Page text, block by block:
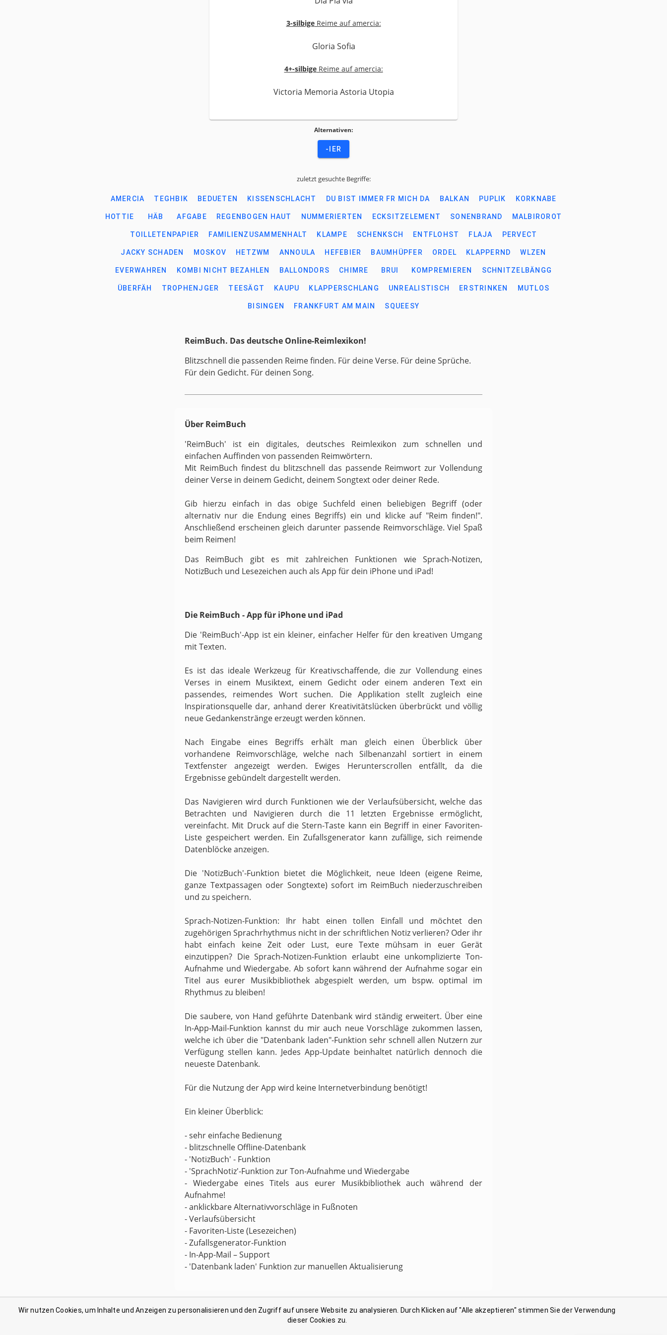
3-silbigeReime auf amercia:
Gloria Sofia
4+-silbigeReime auf amercia:
Victoria Memoria Astoria Utopia
Alternativen:
-IER
zuletzt gesuchte Begriffe:
AMERCIA TEGHBIK BEDUETEN KISSENSCHLACHT DU BIST IMMER FR MICH DA BALKAN PUPLIK KORKNABE
HOTTIE HÄB AFGABE REGENBOGEN HAUT NUMMERIERTEN ECKSITZELEMENT SONENBRAND MALBIROROT
TOILLETENPAPIER FAMILIENZUSAMMENHALT KLAMPE SCHENKSCH ENTFLOHST FLAJA PERVECT
JACKY SCHADEN MOSKOV HETZWM ANNOULA HEFEBIER BAUMHÜPFER ORDEL KLAPPERND WLZEN
EVERWAHREN KOMBI NICHT BEZAHLEN BALLONDORS CHIMRE BRUI KOMPREMIEREN SCHNITZELBÄNGG
ÜBERFÄH TROPHENJGER TEESÄGT KAUPU KLAPPERSCHLANG UNREALISTISCH ERSTRINKEN MUTLOS
BISINGEN FRANKFURT AM MAIN SQUEESY
ReimBuch. Das deutsche Online-Reimlexikon!
Blitzschnell die passenden Reime finden. Für deine Verse. Für deine Sprüche.
Für dein Gedicht. Für deinen Song.
Über ReimBuch
'ReimBuch' ist ein digitales, deutsches Reimlexikon zum schnellen und
einfachen Auffinden von passenden Reimwörtern.
Mit ReimBuch findest du blitzschnell das passende Reimwort zur Vollendung
deiner Verse in deinem Gedicht, deinem Songtext oder deiner Rede.
Gib hierzu einfach in das obige Suchfeld einen beliebigen Begriff (oder
alternativ nur die Endung eines Begriffs) ein und klicke auf "Reim finden!".
Anschließend erscheinen gleich darunter passende Reimvorschläge. Viel Spaß
beim Reimen!
Das ReimBuch gibt es mit zahlreichen Funktionen wie Sprach-Notizen,
NotizBuch und Lesezeichen auch als App für dein iPhone und iPad!
Die ReimBuch - App für iPhone und iPad
Die 'ReimBuch'-App ist ein kleiner, einfacher Helfer für den kreativen Umgang
mit Texten.
Es ist das ideale Werkzeug für Kreativschaffende, die zur Vollendung eines
Verses in einem Musiktext, einem Gedicht oder einem anderen Text ein
passendes, reimendes Wort suchen. Die Applikation stellt zugleich eine
Inspirationsquelle dar, anhand derer Kreativitätslücken überbrückt und völlig
neue Gedankenstränge erzeugt werden können.
Nach Eingabe eines Begriffs erhält man gleich einen Überblick über
vorhandene Reimvorschläge, welche nach Silbenanzahl sortiert in einem
Textfenster angezeigt werden. Ewiges Herunterscrollen entfällt, da die
Ergebnisse gebündelt dargestellt werden.
Das Navigieren wird durch Funktionen wie der Verlaufsübersicht, welche das
Betrachten und Navigieren durch die 11 letzten Ergebnisse ermöglicht,
vereinfacht. Mit Druck auf die Stern-Taste kann ein Begriff in einer Favoriten-
Liste gespeichert werden. Ein Zufallsgenerator kann zufällige, sich reimende
Datenblöcke anzeigen.
Die 'NotizBuch'-Funktion bietet die Möglichkeit, neue Ideen (eigene Reime,
ganze Textpassagen oder Songtexte) sofort im ReimBuch niederzuschreiben
und zu speichern.
Sprach-Notizen-Funktion: Ihr habt einen tollen Einfall und möchtet den
zugehörigen Sprachrhythmus nicht in der schriftlichen Notiz verlieren? Oder ihr
habt einfach keine Zeit oder Lust, eure Texte mühsam in euer Gerät
einzutippen? Die Sprach-Notizen-Funktion erlaubt eine unkomplizierte Ton-
Aufnahme und Wiedergabe. Ab sofort kann während der Aufnahme sogar ein
Titel aus eurer Musikbibliothek abgespielt werden, um bspw. optimal im
Rhythmus zu bleiben!
Die saubere, von Hand geführte Datenbank wird ständig erweitert. Über eine
In-App-Mail-Funktion kannst du mir auch neue Vorschläge zukommen lassen,
welche ich über die "Datenbank laden"-Funktion sehr schnell allen Nutzern zur
Verfügung stellen kann. Jedes App-Update beinhaltet natürlich dennoch die
neueste Datenbank.
Für die Nutzung der App wird keine Internetverbindung benötigt!
Ein kleiner Überblick:
- sehr einfache Bedienung
- blitzschnelle Offline-Datenbank
- 'NotizBuch' - Funktion
- 'SprachNotiz'-Funktion zur Ton-Aufnahme und Wiedergabe
- Wiedergabe eines Titels aus eurer Musikbibliothek auch während der
Aufnahme!
- anklickbare Alternativvorschläge in Fußnoten
- Verlaufsübersicht
- Favoriten-Liste (Lesezeichen)
- Zufallsgenerator-Funktion
- In-App-Mail – Support
- 'Datenbank laden' Funktion zur manuellen Aktualisierung
Link-Liste gesammelter Begriffe
Kontakt: support@reimbuch .net
Wir nutzen Cookies, um Inhalte und Anzeigen zu personalisieren und den Zugriff auf unsere Website zu analysieren. Durch Klicken auf "Alle akzeptieren" stimmen Sie der Verwendung
dieser Cookies zu.